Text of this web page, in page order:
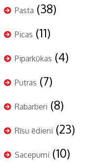
Pasta (38)
Picas (11)
Piparkūkas (4)
Putras (7)
Rabarberi (8)
Rīsu ēdieni (23)
Sacepumi (10)